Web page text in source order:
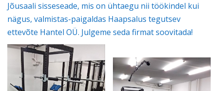
Jõusaali sisseseade, mis on ühtaegu nii töökindel kui
nägus, valmistas-paigaldas Haapsalus tegutsev
ettevõte Hantel OÜ. Julgeme seda firmat soovitada!